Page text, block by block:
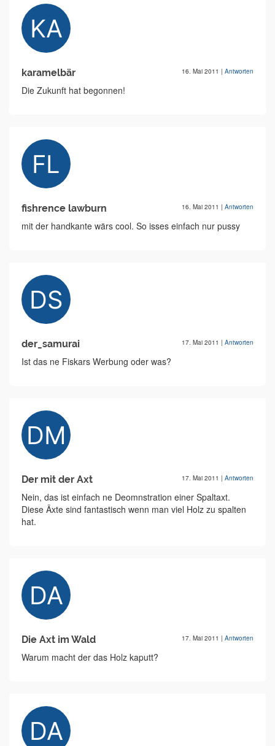
karamelbär 16. Mai 2011 | Antworten
Die Zukunft hat begonnen!
fishrence lawburn 16. Mai 2011 | Antworten
mit der handkante wärs cool. So isses einfach nur pussy
der_samurai 17. Mai 2011 | Antworten
Ist das ne Fiskars Werbung oder was?
Der mit der Axt 17. Mai 2011 | Antworten
Nein, das ist einfach ne Deomnstration einer Spaltaxt.
Diese Äxte sind fantastisch wenn man viel Holz zu spalten
hat.
Die Axt im Wald 17. Mai 2011 | Antworten
Warum macht der das Holz kaputt?